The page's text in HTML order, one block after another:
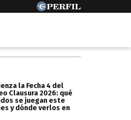
la Fecha 4 del
Clausura 2026: qué
se juegan este
y dónde verlos en